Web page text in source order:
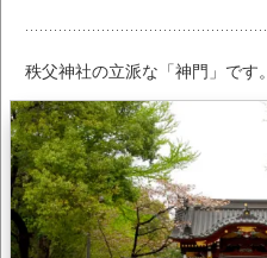
秩父神社の立派な「神門」です。